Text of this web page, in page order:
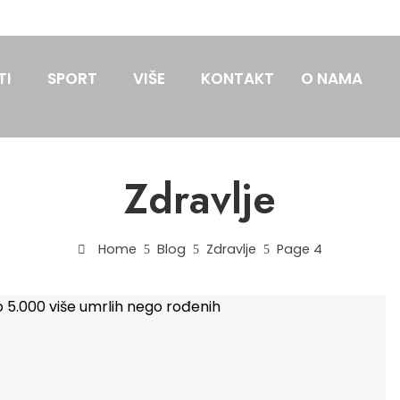
SPORT VIŠE KONTAKT O NAMA
Zdravlje
Home Blog Zdravlje Page 4